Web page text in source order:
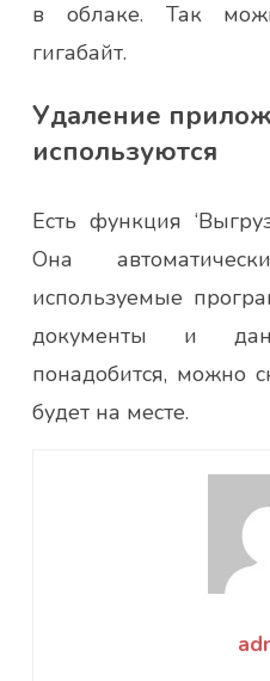
в облаке. Так
гигабайт.
Удаление
используются
Есть функция
Она
используемые
документы и
понадобится, можно
будет на месте.